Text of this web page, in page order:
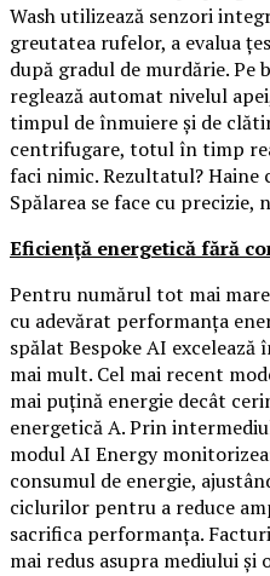
Wash utilizează senzori
greutatea rufelor, a evalua
după gradul de murdărie. Pe
reglează automat nivelul
timpul de înmuiere și de
centrifugare, totul în timp
faci nimic. Rezultatul? Haine
Spălarea se face cu precizie,
Eficiență energetică fără
Pentru numărul tot mai
cu adevărat performanța
spălat Bespoke AI excelează
mai mult. Cel mai recent
mai puțină energie decât
energetică A. Prin
modul AI Energy
consumul de energie,
ciclurilor pentru a reduce
sacrifica performanța.
mai redus asupra mediului și